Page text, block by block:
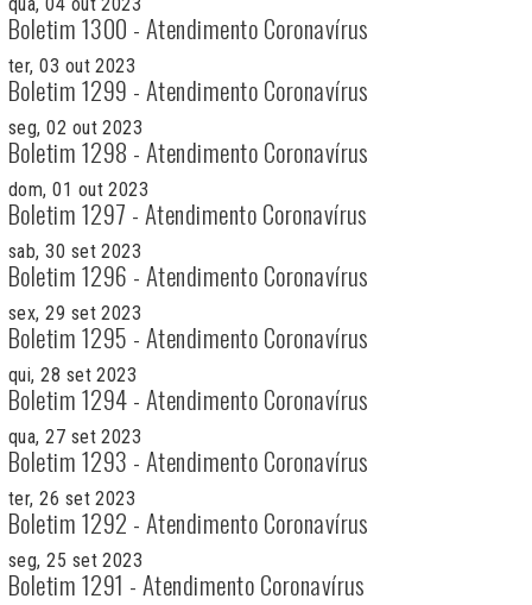
Boletim 1300 - Atendimento Coronavírus
ter, 03 out 2023
Boletim 1299 - Atendimento Coronavírus
seg, 02 out 2023
Boletim 1298 - Atendimento Coronavírus
dom, 01 out 2023
Boletim 1297 - Atendimento Coronavírus
sab, 30 set 2023
Boletim 1296 - Atendimento Coronavírus
sex, 29 set 2023
Boletim 1295 - Atendimento Coronavírus
qui, 28 set 2023
Boletim 1294 - Atendimento Coronavírus
qua, 27 set 2023
Boletim 1293 - Atendimento Coronavírus
ter, 26 set 2023
Boletim 1292 - Atendimento Coronavírus
seg, 25 set 2023
Boletim 1291 - Atendimento Coronavírus